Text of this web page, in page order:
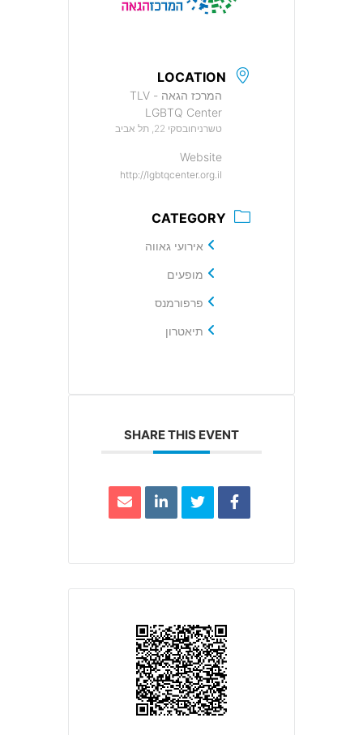
LOCATION
המרכז הגאה - TLV
LGBTQ Center
טשרניחובסקי 22, תל אביב
Website
http://lgbtqcenter.org.il
CATEGORY
אירועי גאווה
מופעים
פרפורמנס
תיאטרון
SHARE THIS EVENT